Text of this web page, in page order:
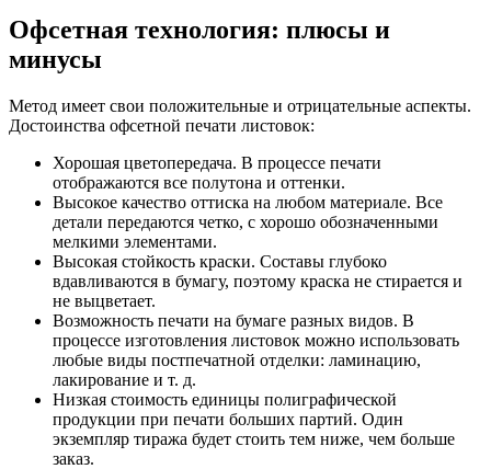
Офсетная технология: плюсы и
минусы
Метод имеет свои положительные и отрицательные аспекты.
Достоинства офсетной печати листовок:
Хорошая цветопередача. В процессе печати
отображаются все полутона и оттенки.
Высокое качество оттиска на любом материале. Все
детали передаются четко, с хорошо обозначенными
мелкими элементами.
Высокая стойкость краски. Составы глубоко
вдавливаются в бумагу, поэтому краска не стирается и
не выцветает.
Возможность печати на бумаге разных видов. В
процессе изготовления листовок можно использовать
любые виды постпечатной отделки: ламинацию,
лакирование и т. д.
Низкая стоимость единицы полиграфической
продукции при печати больших партий. Один
экземпляр тиража будет стоить тем ниже, чем больше
заказ.